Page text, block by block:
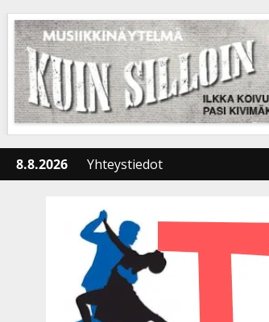
content
8.8.2026 Yhteystiedot